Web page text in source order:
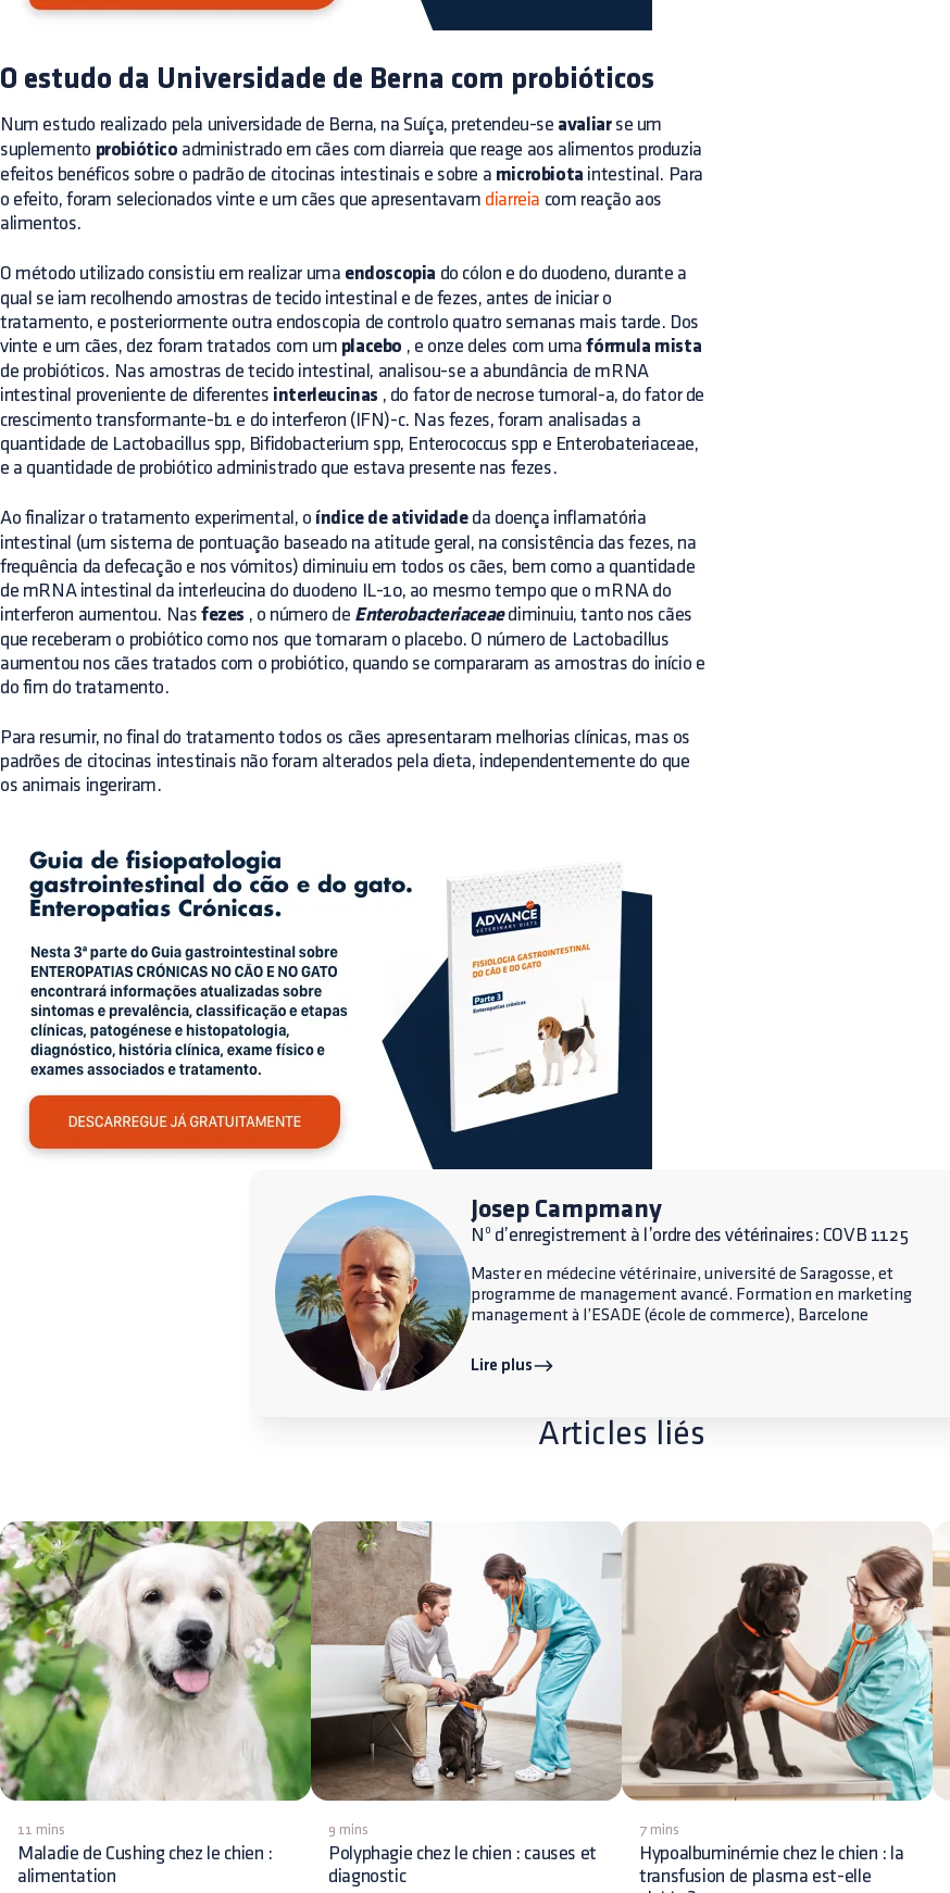
O estudo da Universidade de Berna com probióticos
Num estudo realizado pela universidade de Berna, na Suíça, pretendeu-se avaliarse um
suplemento probiótico administrado em cães com diarreia que reage aos alimentos produzia
efeitos benéficos sobre o padrão de citocinas intestinais e sobre a microbiota intestinal. Para
o efeito, foram selecionados vinte e um cães que apresentavam diarreia com reação aos
alimentos.
O método utilizado consistiu em realizar uma endoscopia do cólon e do duodeno, durante a
qual se iam recolhendo amostras de tecido intestinal e de fezes, antes de iniciar o
tratamento, e posteriormente outra endoscopia de controlo quatro semanas mais tarde. Dos
vinte e um cães, dez foram tratados com um placebo , e onze deles com umafórmula mista
de probióticos. Nas amostras de tecido intestinal, analisou-se a abundância de mRNA
intestinal proveniente de diferentes interleucinas , do fator de necrose tumoral-a, do fator de
crescimento transformante-b1 e do interferon (IFN)-c. Nas fezes, foram analisadas a
quantidade de Lactobacillus spp, Bifidobacterium spp, Enterococcus spp e Enterobateriaceae,
e a quantidade de probiótico administrado que estava presente nas fezes.
Ao finalizar o tratamento experimental, o índice de atividadeda doença inflamatória
intestinal (um sistema de pontuação baseado na atitude geral, na consistência das fezes, na
frequência da defecação e nos vómitos) diminuiu em todos os cães, bem como a quantidade
de mRNA intestinal da interleucina do duodeno IL-10, ao mesmo tempo que o mRNA do
interferon aumentou. Nasfezes , o número de Enterobacteriaceaediminuiu, tanto nos cães
que receberam o probiótico como nos que tomaram o placebo. O número de Lactobacillus
aumentou nos cães tratados com o probiótico, quando se compararam as amostras do início e
do fim do tratamento.
Para resumir, no final do tratamento todos os cães apresentaram melhorias clínicas, mas os
padrões de citocinas intestinais não foram alterados pela dieta, independentemente do que
os animais ingeriram.
Josep Campmany
Nº d’enregistrement à l’ordre des vétérinaires: COVB 1125
Master en médecine vétérinaire, université de Saragosse, et
programme de management avancé. Formation en marketing
management à l’ESADE (école de commerce), Barcelone
Lire plus
Articles liés
11 mins
Maladie de Cushing chez le chien :
alimentation
9 mins
Polyphagie chez le chien : causes et
diagnostic
7 mins
Hypoalbuminémie chez le chien : la
transfusion de plasma est-elle